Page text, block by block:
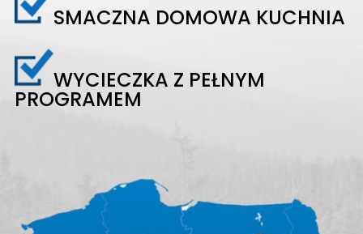
SMACZNA DOMOWA KUCHNIA
WYCIECZKA Z PEŁNYM
PROGRAMEM